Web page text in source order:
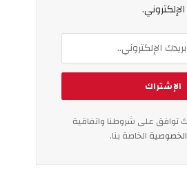
الإلكتروني.
توافق على شروطنا واتفاقية
الخاصة بنا.